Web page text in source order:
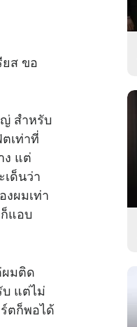
ยส ขอ
สำหรับ
เท่าที่
ง แต่
ด็นว่า
ผมเท่า
แอบ
มติด
แต่ไม่
ตก็พอได้